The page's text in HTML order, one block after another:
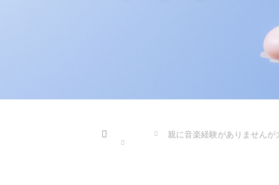
Home 親に音楽経験がありませんが